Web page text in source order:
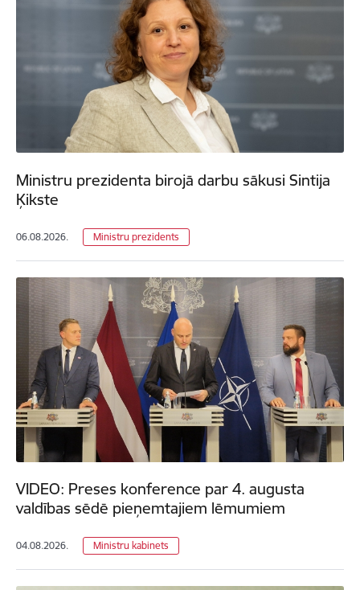
Ministru prezidenta birojā darbu sākusi Sintija
Ķikste
06.08.2026. Ministru prezidents
VIDEO: Preses konference par 4. augusta
valdības sēdē pieņemtajiem lēmumiem
04.08.2026. Ministru kabinets